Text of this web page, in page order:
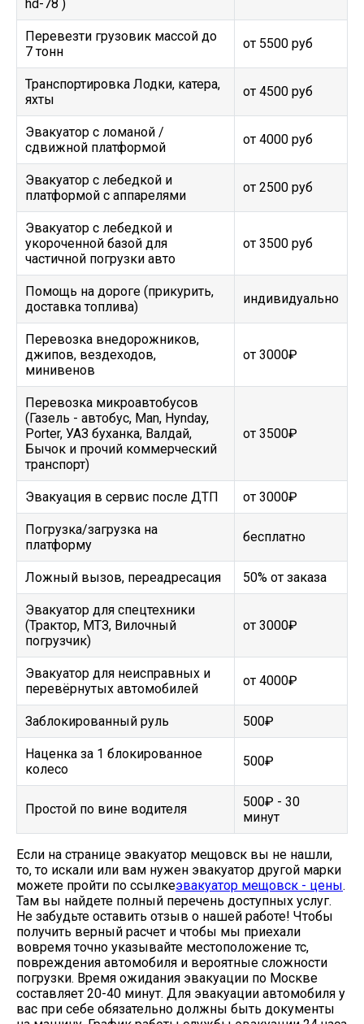
hd-78 )
Перевезти грузовик массой до
7 тонн
от 5500 руб
Транспортировка Лодки, катера,
яхты
от 4500 руб
Эвакуатор c ломаной /
сдвижной платформой
от 4000 руб
Эвакуатор с лебедкой и
платформой с аппарелями
от 2500 руб
Эвакуатор с лебедкой и
укороченной базой для
частичной погрузки авто
от 3500 руб
Помощь на дороге (прикурить,
доставка топлива)
индивидуально
Перевозка внедорожников,
джипов, вездеходов,
минивенов
от 3000₽
Перевозка микроавтобусов
(Газель - автобус, Man, Hynday,
Porter, УАЗ буханка, Валдай,
Бычок и прочий коммерческий
транспорт)
от 3500₽
Эвакуация в сервис после ДТП от 3000₽
Погрузка/загрузка на
платформу
бесплатно
Ложный вызов, переадресация 50% от заказа
Эвакуатор для спецтехники
(Трактор, МТЗ, Вилочный
погрузчик)
от 3000₽
Эвакуатор для неисправных и
перевёрнутых автомобилей
от 4000₽
Заблокированный руль 500₽
Наценка за 1 блокированное
колесо
500₽
Простой по вине водителя
500₽ - 30
минут
Если на странице эвакуатор мещовск вы не нашли,
то, то искали или вам нужен эвакуатор другой марки
можете пройти по ссылкеэвакуатор мещовск - цены.
Там вы найдете полный перечень доступных услуг.
Не забудьте оставить отзыв о нашей работе! Чтобы
получить верный расчет и чтобы мы приехали
вовремя точно указывайте местоположение тс,
повреждения автомобиля и вероятные сложности
погрузки. Время ожидания эвакуации по Москве
составляет 20-40 минут. Для эвакуации автомобиля у
вас при себе обязательно должны быть документы